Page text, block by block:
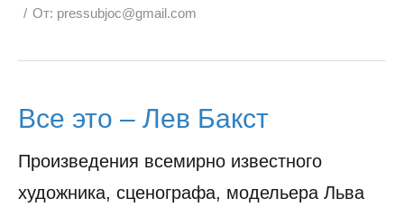
От: pressubjoc@gmail.com
Все это – Лев Бакст
Произведения всемирно известного
художника, сценографа, модельера Льва